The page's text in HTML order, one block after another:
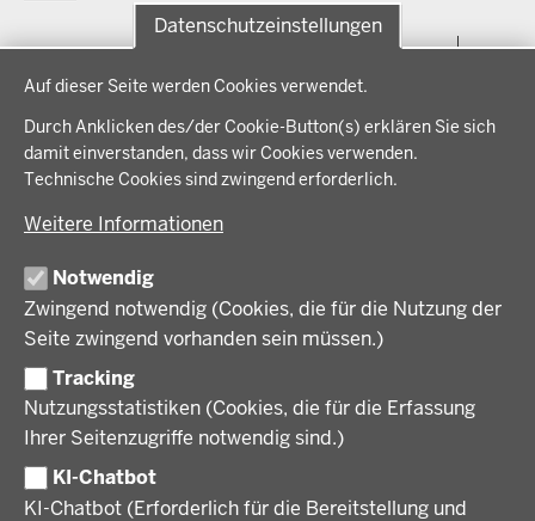
Datenschutzeinstellungen
Auf dieser Seite werden Cookies verwendet.
Durch Anklicken des/der Cookie-Button(s) erklären Sie sich
damit einverstanden, dass wir Cookies verwenden.
Technische Cookies sind zwingend erforderlich.
Weitere Informationen
Notwendig
Zwingend notwendig (Cookies, die für die Nutzung der
Seite zwingend vorhanden sein müssen.)
Tracking
Nutzungsstatistiken (Cookies, die für die Erfassung
Ihrer Seitenzugriffe notwendig sind.)
KI-Chatbot
KI-Chatbot (Erforderlich für die Bereitstellung und
Menü
der
Fußzeile
THEMEN
Bauen, Planen und Verkehr
Bildung, Schule und Sport
Regionalplanung und Regionalrat
Wirtschaft, Kultur und Kommunales
IM FOKUS
Energiewende AG
Zusammenarbeit mit den Niederlanden
BEZIRKSREGIERUNG
Regierungsbezirk Münster
Geschichte und Gegenwart
Behördenleitung
Organisation
Förderlotsinnen und Förderlotsen
KARRIERE UND AUSBILDUNG
Stellenangebote
Ausbildung
Volljurist:in
Praktikum
Stellenangebote im Schulbereich
VERFAHREN UND BEKANNTMACHUNGEN
Amtsblatt
Verfahrensübersichten
PRESSE
Pressemitteilungen